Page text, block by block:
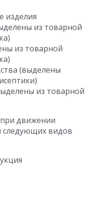
изделия
из товарной
из товарной
(выделены
из товарной
движении
следующих видов